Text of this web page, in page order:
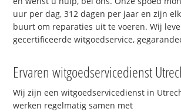
uur per dag, 312 dagen per jaar en zijn
buurt om reparaties uit te voeren. Wij
gecertificeerde witgoedservice,
Ervaren witgoedservicedienst
Wij zijn een witgoedservicedienst in
werken regelmatig samen met